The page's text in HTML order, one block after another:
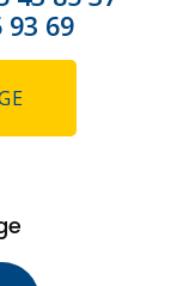
93 69